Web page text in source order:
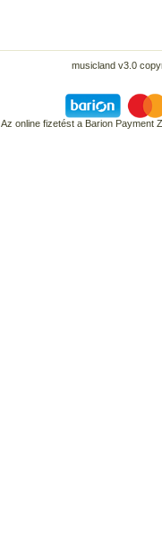
musicland v3.0
Az online fizetést a Barion Payment